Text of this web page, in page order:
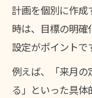
計画を個別に作成
時は、目標の明
設定がポイントで
例えば、「来月
る」といった具